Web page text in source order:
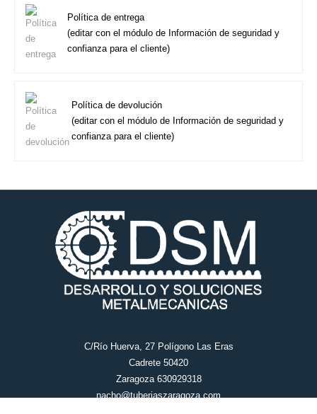
Política de entrega
(editar con el módulo de Información de seguridad y
confianza para el cliente)
Política de devolución
(editar con el módulo de Información de seguridad y
confianza para el cliente)
C/Río Huerva, 27 Polígono Las Eras
Cadrete 50420
Zaragoza 630929318
nacho@tuberiaszaragoza.com